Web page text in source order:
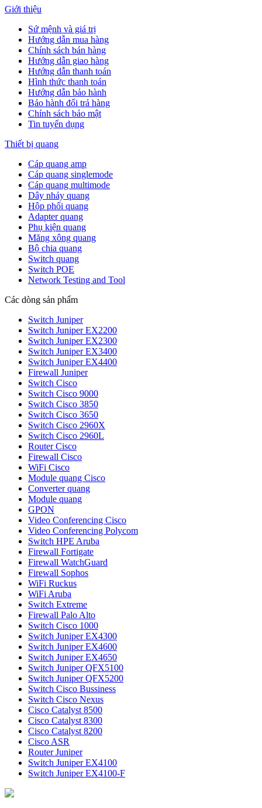
Giới thiệu
Sứ mệnh và giá trị
Hướng dẫn mua hàng
Chính sách bán hàng
Hướng dẫn giao hàng
Hướng dẫn thanh toán
Hình thức thanh toán
Hướng dẫn bảo hành
Bảo hành đổi trả hàng
Chính sách bảo mật
Tin tuyển dụng
Thiết bị quang
Cáp quang amp
Cáp quang singlemode
Cáp quang multimode
Dây nhảy quang
Hộp phối quang
Adapter quang
Phụ kiện quang
Măng xông quang
Bộ chia quang
Switch quang
Switch POE
Network Testing and Tool
Các dòng sản phẩm
Switch Juniper
Switch Juniper EX2200
Switch Juniper EX2300
Switch Juniper EX3400
Switch Juniper EX4400
Firewall Juniper
Switch Cisco
Switch Cisco 9000
Switch Cisco 3850
Switch Cisco 3650
Switch Cisco 2960X
Switch Cisco 2960L
Router Cisco
Firewall Cisco
WiFi Cisco
Module quang Cisco
Converter quang
Module quang
GPON
Video Conferencing Cisco
Video Conferencing Polycom
Switch HPE Aruba
Firewall Fortigate
Firewall WatchGuard
Firewall Sophos
WiFi Ruckus
WiFi Aruba
Switch Extreme
Firewall Palo Alto
Switch Cisco 1000
Switch Juniper EX4300
Switch Juniper EX4600
Switch Juniper EX4650
Switch Juniper QFX5100
Switch Juniper QFX5200
Switch Cisco Bussiness
Switch Cisco Nexus
Cisco Catalyst 8500
Cisco Catalyst 8300
Cisco Catalyst 8200
Cisco ASR
Router Juniper
Switch Juniper EX4100
Switch Juniper EX4100-F